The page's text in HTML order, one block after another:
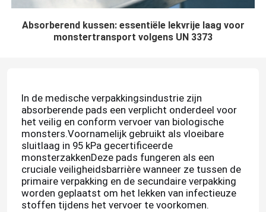
Absorberend kussen: essentiële lekvrije laag voor
monstertransport volgens UN 3373
In de medische verpakkingsindustrie zijn
absorberende pads een verplicht onderdeel voor
het veilig en conform vervoer van biologische
monsters.Voornamelijk gebruikt als vloeibare
sluitlaag in 95 kPa gecertificeerde
monsterzakkenDeze pads fungeren als een
cruciale veiligheidsbarrière wanneer ze tussen de
primaire verpakking en de secundaire verpakking
worden geplaatst om het lekken van infectieuze
stoffen tijdens het vervoer te voorkomen.